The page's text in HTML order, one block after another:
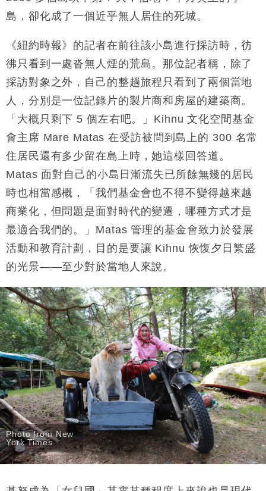
13:44
財經｜內地7月美元計價出口增近24%勝預期 貿易順
差達1125億美元
12:44
財經｜日本春季三度入市撐日圓 4月單日斥6.28萬億
日圓干預創新高
11:12
國際｜特朗普料美伊戰事快結束 承認部分彈藥庫存緊
張
15:59
財經｜SA售股自救後再出手 斥4億美元押注未上市公
司
島，卻化成了一個近乎無人居住的死城。
《紐約時報》的記者在前往該小島進行採訪時，彷
彿只看到一處沓無人煙的荒島。那位記者稱，除了
採訪對象之外，自己的整趟旅程只看到了兩個當地
人，分別是一位記錄片的製片商和房屋的建築商。
「大概只剩下 5 個左右吧。」Kihnu 文化空間基金
會主席 Mare Matas 在受訪被問到島上的 300 名常
住居民還有多少留在島上時，她這樣回答道。
Matas 面對自己的小島日漸流失已所餘無幾的居民
時也相當感概，「我們基金會也不得不變得越來越
商業化，但問題是面對時代的變遷，哪種方式才是
最適合我們的。」Matas 管理的基金會致力於發展
活動和教育計劃，目的是要讓 Kihnu 恢愎夕日繁盛
的光景——至少對於當地人來說。
Photo from New
York Times